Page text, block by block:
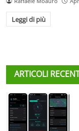
Leggi di più
ARTICOLI